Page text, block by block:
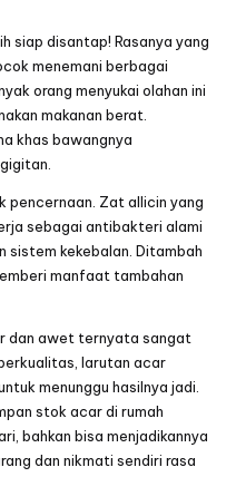
siap disantap! Rasanya yang
menemani berbagai
orang menyukai olahan ini
makanan berat.
khas bawangnya
pencernaan. Zat allicin yang
sebagai antibakteri alami
sistem kekebalan. Ditambah
manfaat tambahan
dan awet ternyata sangat
larutan acar
menunggu hasilnya jadi.
stok acar di rumah
bahkan bisa menjadikannya
dan nikmati sendiri rasa